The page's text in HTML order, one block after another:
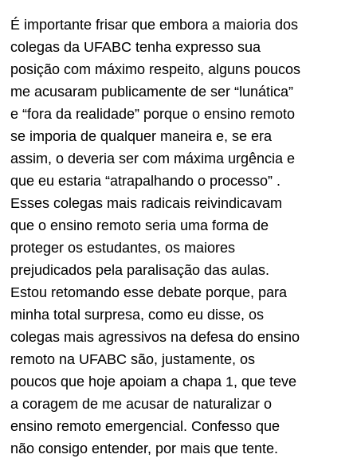
É importante frisar que embora a maioria dos
colegas da UFABC tenha expresso sua
posição com máximo respeito, alguns poucos
me acusaram publicamente de ser “lunática”
e “fora da realidade” porque o ensino remoto
se imporia de qualquer maneira e, se era
assim, o deveria ser com máxima urgência e
que eu estaria “atrapalhando o processo” .
Esses colegas mais radicais reivindicavam
que o ensino remoto seria uma forma de
proteger os estudantes, os maiores
prejudicados pela paralisação das aulas.
Estou retomando esse debate porque, para
minha total surpresa, como eu disse, os
colegas mais agressivos na defesa do ensino
remoto na UFABC são, justamente, os
poucos que hoje apoiam a chapa 1, que teve
a coragem de me acusar de naturalizar o
ensino remoto emergencial. Confesso que
não consigo entender, por mais que tente.